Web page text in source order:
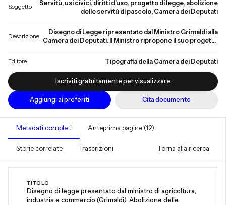
Soggetto
Servitù, usi civici, diritti d'uso, progetto di legge, abolizione
delle servitù di pascolo, Camera dei Deputati
Descrizione
Disegno di Legge ripresentato dal Ministro Grimaldi alla
Camera dei Deputati. Il Ministro ripropone il suo progetto
per l'abolizione delle servitù, introducendo alcune delle
modifiche che erano state suggerite dalla Commissione
della precedente legislatura.
Editore Tipografia della Camera dei Deputati
Iscriviti gratuitamente per visualizzare
Aggiungi ai preferiti Cita documento
Metadati completi Anteprima pagine (12)
Storie correlate Trascrizioni Torna alla ricerca
TITOLO
Disegno di legge presentato dal ministro di agricoltura,
industria e commercio (Grimaldi). Abolizione delle